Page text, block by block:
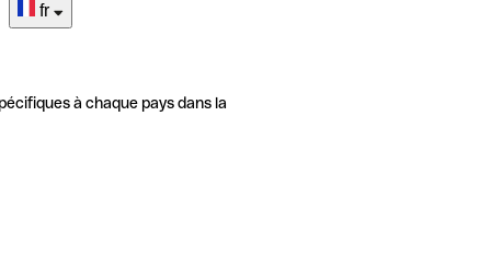
fr
à chaque pays dans la